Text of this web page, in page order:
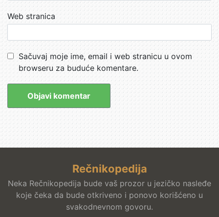
Web stranica
Sačuvaj moje ime, email i web stranicu u ovom
browseru za buduće komentare.
Rečnikopedija
Neka Rečnikopedija bude vaš prozor u jezičko nasleđe
koje čeka da bude otkriveno i ponovo korišćeno u
svakodnevnom govoru.